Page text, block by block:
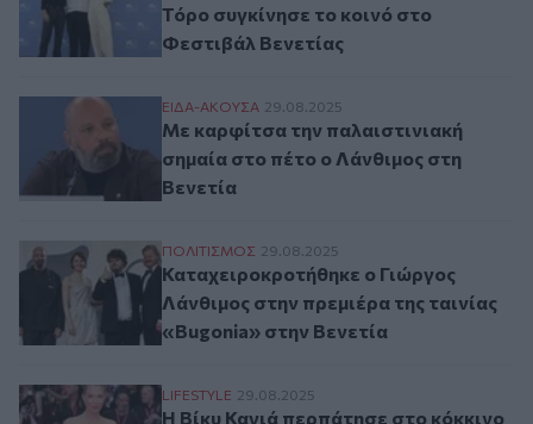
Τόρο συγκίνησε το κοινό στο
Φεστιβάλ Βενετίας
Με καρφίτσα την παλαιστινιακή σημαία
ΕΙΔΑ-ΑΚΟΥΣΑ 29.08.2025
Με καρφίτσα την παλαιστινιακή
σημαία στο πέτο ο Λάνθιμος στη
Βενετία
Καταχειροκροτήθηκε ο Γιώργος
ΠΟΛΙΤΙΣΜΟΣ 29.08.2025
Καταχειροκροτήθηκε ο Γιώργος
Λάνθιμος στην πρεμιέρα της ταινίας
«Bugonia» στην Βενετία
Η Βίκυ Καγιά περπάτησε στο κόκκινο
LIFESTYLE 29.08.2025
Η Βίκυ Καγιά περπάτησε στο κόκκινο